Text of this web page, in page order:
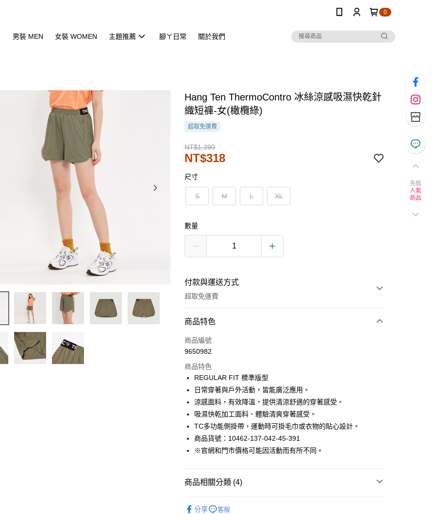
0
男裝 MEN 女裝 WOMEN 主題推薦 腳ㄚ日常 關於我們
Hang Ten ThermoContro 冰絲涼感吸濕快乾針
織短褲-女(橄欖綠)
超取免運費
NT$1,390
NT$318
尺寸
S M L XL
數量
付款與運送方式
超取免運費
付款方式
信用卡一次付款
Apple Pay
街口支付
悠遊付
Google Pay
貨到付款
運送方式
免運費
商品特色
商品編號
9650982
商品特色
REGULAR FIT 標準版型
日常穿著與戶外活動，皆能廣泛應用。
涼感面料，有效降溫，提供清涼舒適的穿著感受。
吸濕快乾加工面料、體驗清爽穿著感受。
TC多功能側掛帶，運動時可掛毛巾或衣物的貼心設計。
商品貨號：10462-137-042-45-391
※官網和門市價格可能因活動而有所不同。
商品相關分類 (4)
分享 客服
先逛
人氣
商品